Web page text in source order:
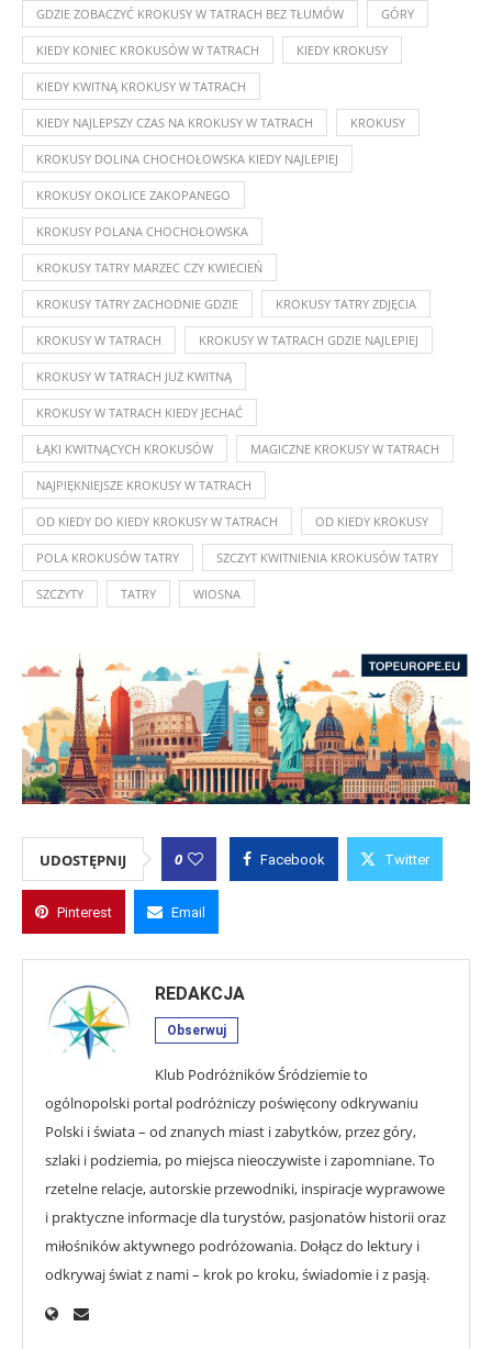
GDZIE ZOBACZYĆ KROKUSY W TATRACH BEZ TŁUMÓW GÓRY
KIEDY KONIEC KROKUSÓW W TATRACH KIEDY KROKUSY
KIEDY KWITNĄ KROKUSY W TATRACH
KIEDY NAJLEPSZY CZAS NA KROKUSY W TATRACH KROKUSY
KROKUSY DOLINA CHOCHOŁOWSKA KIEDY NAJLEPIEJ
KROKUSY OKOLICE ZAKOPANEGO
KROKUSY POLANA CHOCHOŁOWSKA
KROKUSY TATRY MARZEC CZY KWIECIEŃ
KROKUSY TATRY ZACHODNIE GDZIE KROKUSY TATRY ZDJĘCIA
KROKUSY W TATRACH KROKUSY W TATRACH GDZIE NAJLEPIEJ
KROKUSY W TATRACH JUŻ KWITNĄ
KROKUSY W TATRACH KIEDY JECHAĆ
ŁĄKI KWITNĄCYCH KROKUSÓW MAGICZNE KROKUSY W TATRACH
NAJPIĘKNIEJSZE KROKUSY W TATRACH
OD KIEDY DO KIEDY KROKUSY W TATRACH OD KIEDY KROKUSY
POLA KROKUSÓW TATRY SZCZYT KWITNIENIA KROKUSÓW TATRY
SZCZYTY TATRY WIOSNA
UDOSTĘPNIJ 0 Facebook Twitter
Pinterest Email
REDAKCJA
Obserwuj
Klub Podróżników Śródziemie to
ogólnopolski portal podróżniczy poświęcony odkrywaniu
Polski i świata – od znanych miast i zabytków, przez góry,
szlaki i podziemia, po miejsca nieoczywiste i zapomniane. To
rzetelne relacje, autorskie przewodniki, inspiracje wyprawowe
i praktyczne informacje dla turystów, pasjonatów historii oraz
miłośników aktywnego podróżowania. Dołącz do lektury i
odkrywaj świat z nami – krok po kroku, świadomie i z pasją.